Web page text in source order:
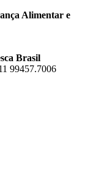
Alimentar e
Brasil
99457.7006